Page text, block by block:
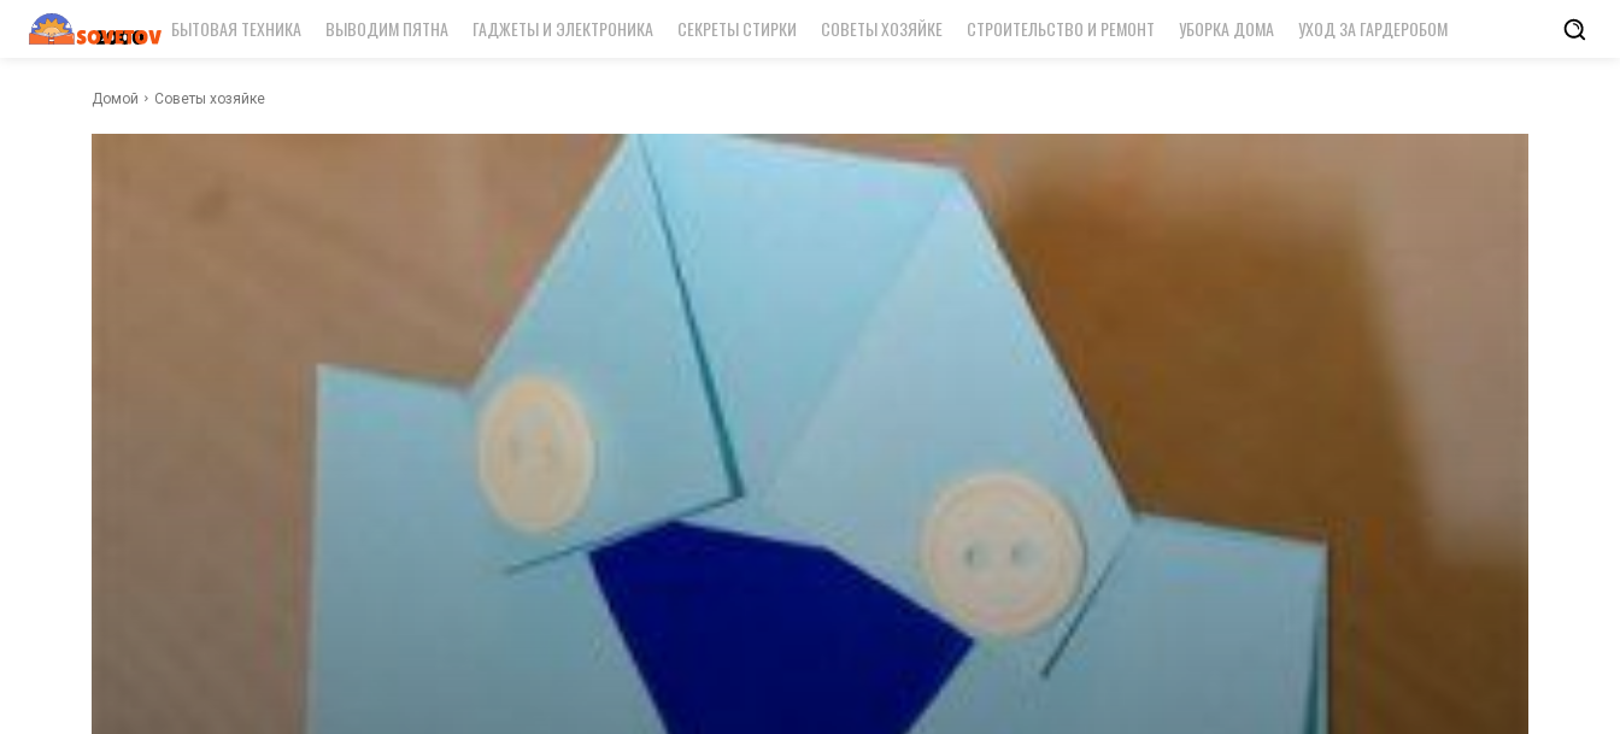
БЫТОВАЯ ТЕХНИКА ВЫВОДИМ ПЯТНА ГАДЖЕТЫ И ЭЛЕКТРОНИКА СЕКРЕТЫ СТИРКИ СОВЕТЫ ХОЗЯЙКЕ СТРОИТЕЛЬСТВО И РЕМОНТ УБОРКА ДОМА УХОД ЗА ГАРДЕРОБОМ
Домой Советы хозяйке